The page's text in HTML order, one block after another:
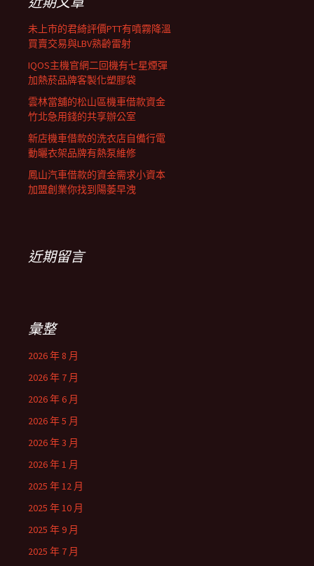
未上市的君綺評價PTT有噴霧降溫
買賣交易與LBV熟齡雷射
IQOS主機官網二回機有七星煙彈
加熱菸品牌客製化塑膠袋
雲林當舖的松山區機車借款資金
竹北急用錢的共享辦公室
新店機車借款的洗衣店自備行電
動曬衣架品牌有熱泵維修
鳳山汽車借款的資金需求小資本
加盟創業你找到陽萎早洩
近期留言
彙整
2026 年 8 月
2026 年 7 月
2026 年 6 月
2026 年 5 月
2026 年 3 月
2026 年 1 月
2025 年 12 月
2025 年 10 月
2025 年 9 月
2025 年 7 月